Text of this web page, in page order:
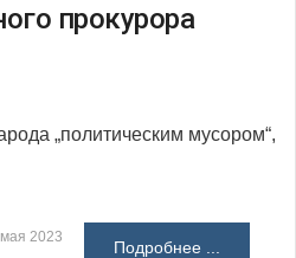
прокурора
„политическим мусором“,
2023
Подробнее ...